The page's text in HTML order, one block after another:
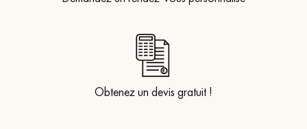
Obtenez un devis gratuit !